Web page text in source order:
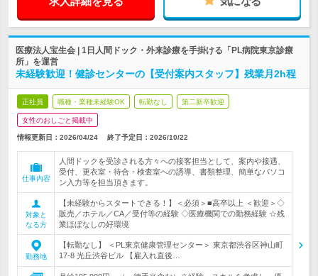
医療法人宝生会 | 1日人間ドック・外来診療を手掛ける「PL病院東京診療
所」を運営
未経験歓迎！健診センターの【受付案内スタッフ】残業月2h程
正社員 職種・業種未経験OK 転勤なし 第二新卒歓迎
女性のおしごと掲載中
情報更新日：2026/04/24 終了予定日： 2026/10/22
仕事内容
人間ドックを受診される方々への接客担当として、案内や接遇、
受付、更衣室・待合・検査室への誘導、書類整理、簡単なパソコ
ン入力等を担当頂きます。
対象と
なる方
【未経験からスタートできる！】＜必須＞■高卒以上 ＜歓迎＞◇
販売／ホテル／CA／受付等の経験 ◇医療機関での勤務経験 ☆残
業ほぼなしの好環境
勤務地
【転勤なし】 ＜PL東京健康管理センター＞ 東京都渋谷区神山町
17-8 光丘渋谷ビル 【雇入れ直後…